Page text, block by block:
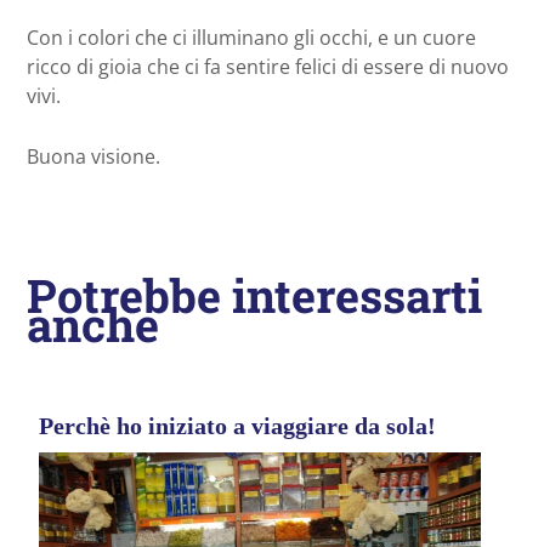
Con i colori che ci illuminano gli occhi, e un cuore
ricco di gioia che ci fa sentire felici di essere di nuovo
vivi.
Buona visione.
Potrebbe interessarti
anche
Perchè ho iniziato a viaggiare da sola!